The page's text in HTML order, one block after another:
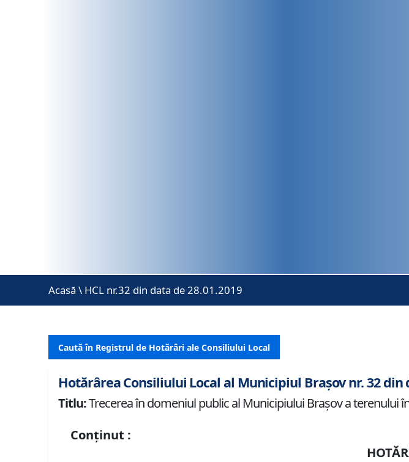
Acasă \ HCL nr.32 din data de 28.01.2019
Caută în Registrul de Hotărâri ale Consiliului Local
Hotărârea Consiliului Local al Municipiul Brașov nr. 32 din
Titlu:Trecerea în domeniul public al Municipiului Braşov a terenului
Conținut :